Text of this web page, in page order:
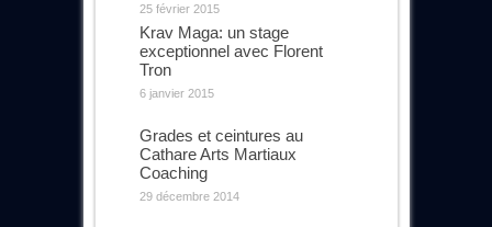
25 février 2015
Krav Maga: un stage
exceptionnel avec Florent
Tron
6 janvier 2015
Grades et ceintures au
Cathare Arts Martiaux
Coaching
29 décembre 2014